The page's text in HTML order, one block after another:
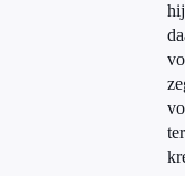
hij